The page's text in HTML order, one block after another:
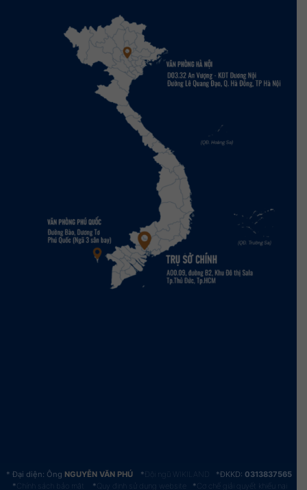
Đại diện: Ông NGUYỄN VĂN PHÚ * Đội ngũ WIKILAND *ĐKKD: 0313837565
* Chính sách bảo mật * Quy định sử dụng website * Cơ chế giải quyết khiếu nại